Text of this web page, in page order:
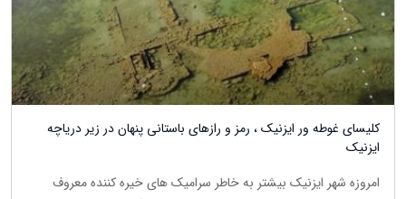
کلیسای غوطه ور ایزنیک ، رمز و رازهای باستانی پنهان در زیر دریاچه
ایزنیک
امروزه شهر ایزنیک بیشتر به خاطر سرامیک های خیره کننده معروف